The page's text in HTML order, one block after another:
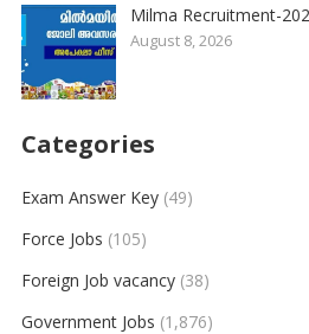
Milma Recruitment-
August 8, 2026
Categories
Exam Answer Key(49)
Force Jobs (105)
Foreign Job vacancy(38)
Government Jobs (1,876)